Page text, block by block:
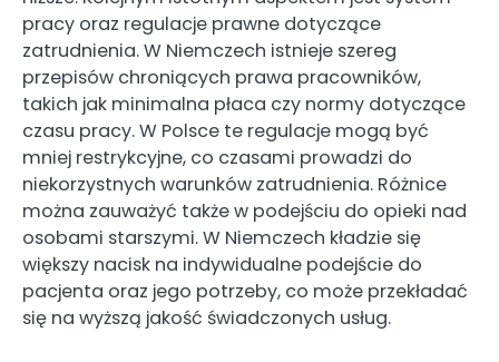
pracy oraz regulacje prawne dotyczące
zatrudnienia. W Niemczech istnieje szereg
przepisów chroniących prawa pracowników,
takich jak minimalna płaca czy normy dotyczące
czasu pracy. W Polsce te regulacje mogą być
mniej restrykcyjne, co czasami prowadzi do
niekorzystnych warunków zatrudnienia. Różnice
można zauważyć także w podejściu do opieki nad
osobami starszymi. W Niemczech kładzie się
większy nacisk na indywidualne podejście do
pacjenta oraz jego potrzeby, co może przekładać
się na wyższą jakość świadczonych usług.